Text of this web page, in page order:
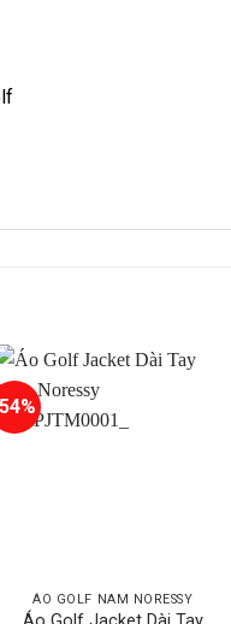
ÁO GOLF NAM NORESSY